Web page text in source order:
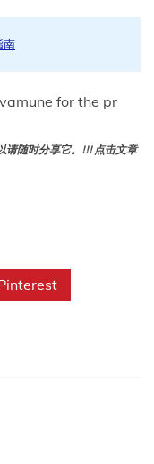
南
for the pr
请随时分享它。!!! 点击文章